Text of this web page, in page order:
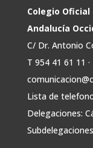
r
🏎️
más
En la
Bea,
Colegio
Andalucía
C/ Dr. Antonio
T 954 41 61 11 ·
Lista de
Delegaciones: